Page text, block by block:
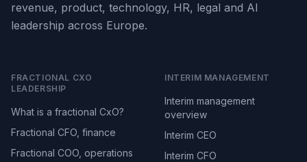
revenue, product, technology, HR, legal and AI
leadership across Europe.
FRACTIONAL CXO
LEADERSHIP
What is a fractional CxO?
Fractional CFO, finance
Fractional COO, operations
INTERIM MANAGEMENT
Interim management
overview
Interim CEO
Interim CFO